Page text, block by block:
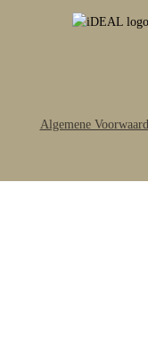
Algemene